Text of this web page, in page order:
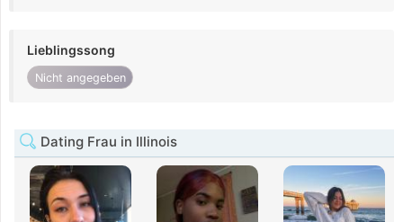
Lieblingssong
Nicht angegeben
Dating Frau in Illinois